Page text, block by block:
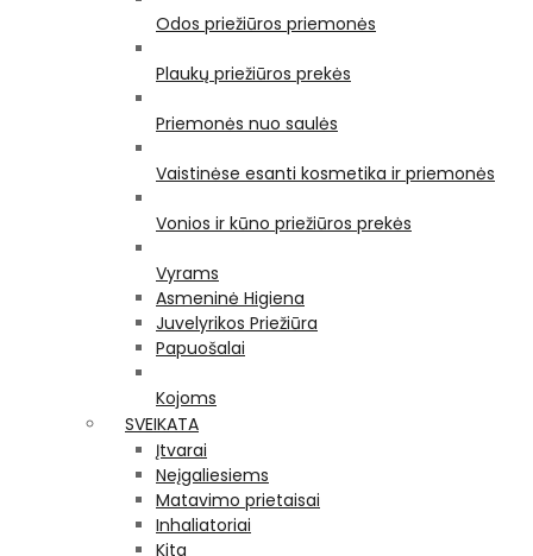
Odos priežiūros priemonės
Plaukų priežiūros prekės
Priemonės nuo saulės
Vaistinėse esanti kosmetika ir priemonės
Vonios ir kūno priežiūros prekės
Vyrams
Asmeninė Higiena
Juvelyrikos Priežiūra
Papuošalai
Kojoms
SVEIKATA
Įtvarai
Neįgaliesiems
Matavimo prietaisai
Inhaliatoriai
Kita